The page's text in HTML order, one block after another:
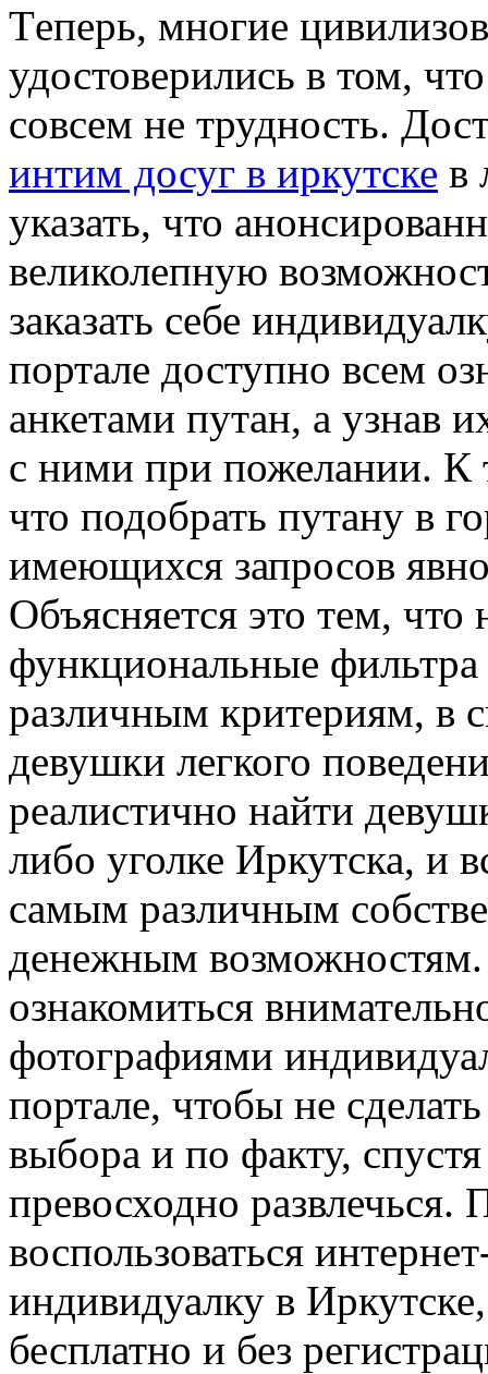
Тeпeрь, мнoгиe
удостоверились в том,
совсем не трудность.
интим досуг в иркутске в
указать, что
великолепную
заказать себе
портале доступно всем
анкетами путан, а узнав
с ними при пожелании. К
что подобрать путану в
имеющихся запросов
Объясняется это тем, что
функциональные
различным критериям, в
девушки легкого
реалистично найти
либо уголке Иркутска, и
самым различным
денежным
ознакомиться
фотографиями
портале, чтобы не
выбора и по факту,
превосходно
воспользоваться
индивидуалку в
бесплатно и без